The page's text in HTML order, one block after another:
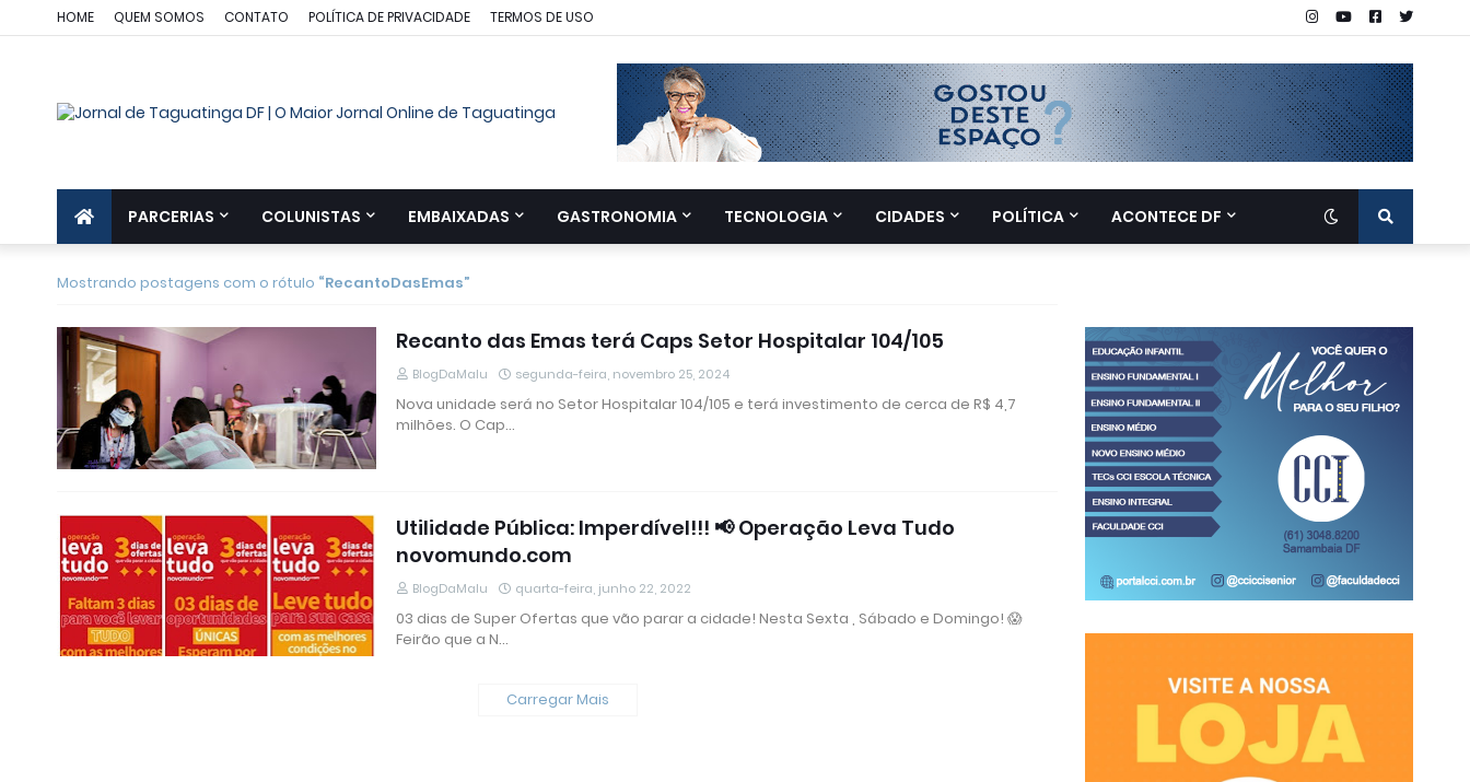
HOME QUEM SOMOS CONTATO POLÍTICA DE PRIVACIDADE TERMOS DE USO
PARCERIAS COLUNISTAS EMBAIXADAS GASTRONOMIA TECNOLOGIA CIDADES POLÍTICA ACONTECE DF
Mostrando postagens com o rótulo RecantoDasEmas
Recanto das Emas terá Caps Setor Hospitalar 104/105
BlogDaMalu segunda-feira, novembro 25, 2024
Nova unidade será no Setor Hospitalar 104/105 e terá investimento de cerca de R$ 4,7
milhões. O Cap…
Utilidade Pública: Imperdível!!! 📢 Operação Leva Tudo
novomundo.com
BlogDaMalu quarta-feira, junho 22, 2022
03 dias de Super Ofertas que vão parar a cidade! Nesta Sexta , Sábado e Domingo! 😱
Feirão que a N…
Carregar Mais